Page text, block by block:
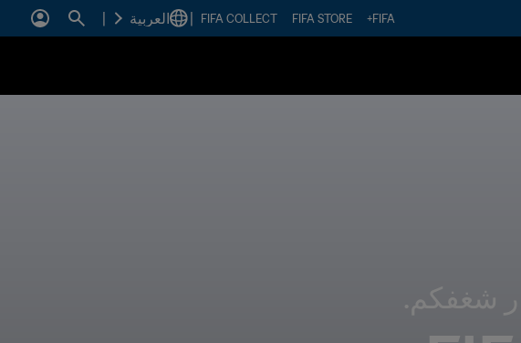
FIFA+
FIFA STORE
FIFA COLLECT العربية
شغفكم.